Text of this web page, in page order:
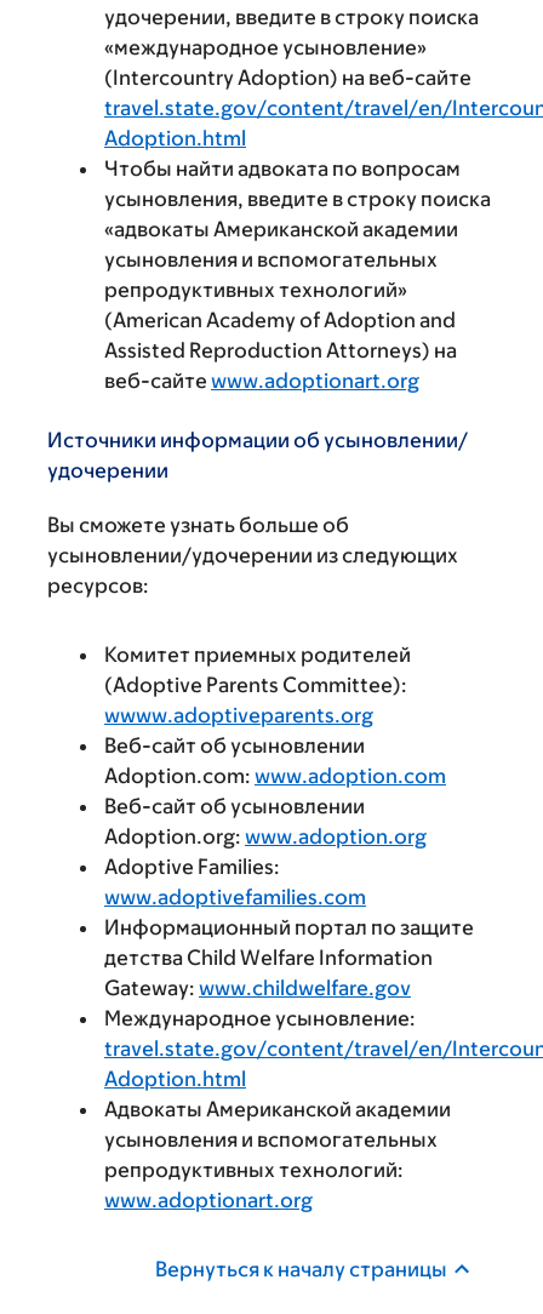
удочерении, введите в строку поиска
«международное усыновление»
(Intercountry Adoption) на веб-сайте
travel.state.gov/content/travel/en/
Adoption.html
Чтобы найти адвоката по вопросам
усыновления, введите в строку поиска
«адвокаты Американской академии
усыновления и вспомогательных
репродуктивных технологий»
(American Academy of Adoption and
Assisted Reproduction Attorneys) на
веб-сайте www.adoptionart.org
Источники информации об усыновлении/
удочерении
Вы сможете узнать больше об
усыновлении/удочерении из следующих
ресурсов:
Комитет приемных родителей
(Adoptive Parents Committee):
wwww.adoptiveparents.org
Веб-сайт об усыновлении
Adoption.com: www.adoption.com
Веб-сайт об усыновлении
Adoption.org: www.adoption.org
Adoptive Families:
www.adoptivefamilies.com
Информационный портал по защите
детства Child Welfare Information
Gateway: www.childwelfare.gov
Международное усыновление:
travel.state.gov/content/travel/en/
Adoption.html
Адвокаты Американской академии
усыновления и вспомогательных
репродуктивных технологий:
www.adoptionart.org
Вернуться к началу страницы